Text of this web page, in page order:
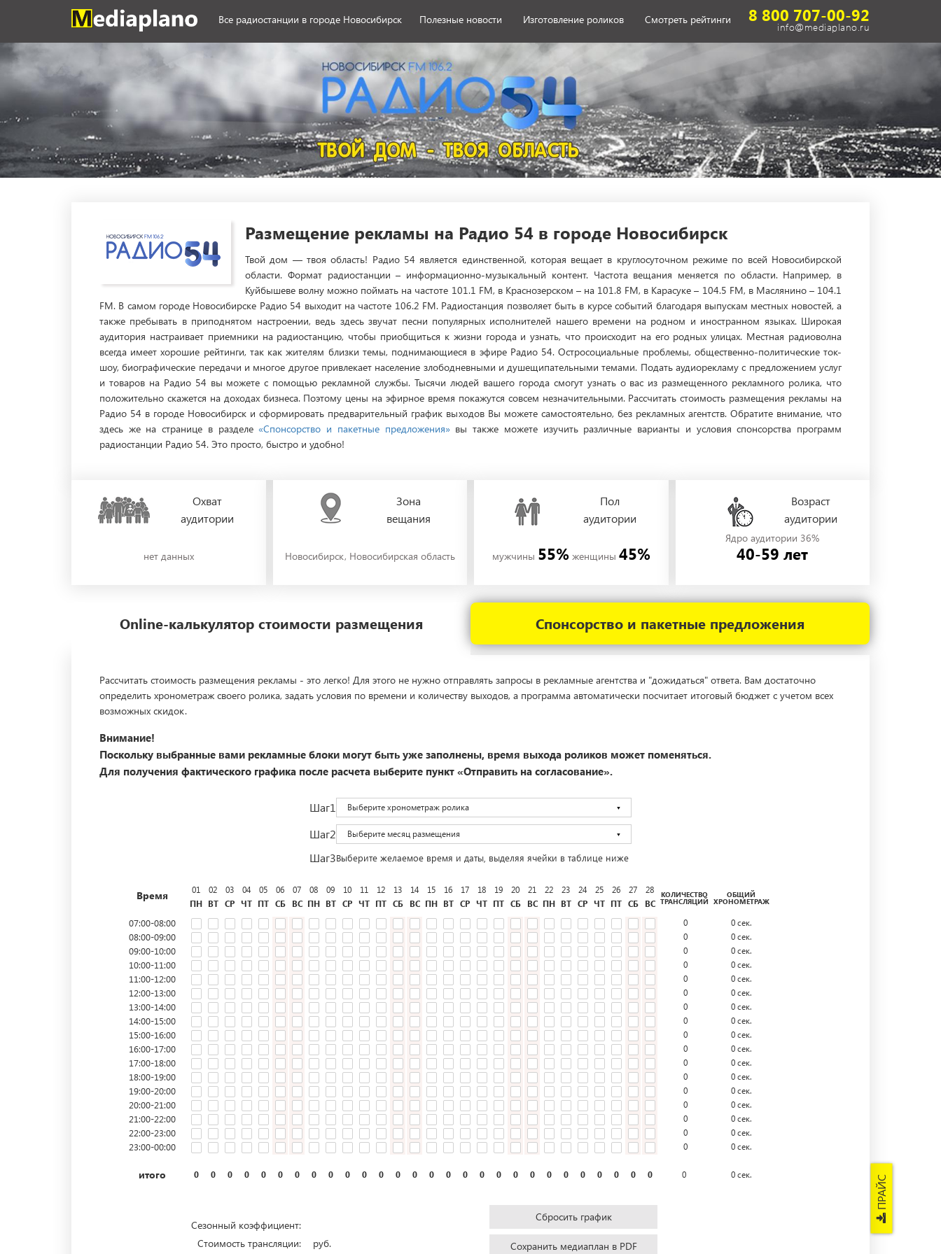
Все радиостанции в городе Новосибирск Полезные новости Изготовление роликов Смотреть рейтинги 8 800 707-00-92
info@mediaplano.ru
Размещение рекламы на Радио 54 в городе Новосибирск
Твой дом — твоя область! Радио 54 является единственной, которая вещает в круглосуточном режиме по всей Новосибирской
области. Формат радиостанции – информационно-музыкальный контент. Частота вещания меняется по области. Например, в
Куйбышеве волну можно поймать на частоте 101.1 FM, в Краснозерском – на 101.8 FM, в Карасуке – 104.5 FM, в Маслянино – 104.1
FM. В самом городе Новосибирске Радио 54 выходит на частоте 106.2 FM. Радиостанция позволяет быть в курсе событий благодаря выпускам местных новостей, а
также пребывать в приподнятом настроении, ведь здесь звучат песни популярных исполнителей нашего времени на родном и иностранном языках. Широкая
аудитория настраивает приемники на радиостанцию, чтобы приобщиться к жизни города и узнать, что происходит на его родных улицах. Местная радиоволна
всегда имеет хорошие рейтинги, так как жителям близки темы, поднимающиеся в эфире Радио 54. Остросоциальные проблемы, общественно-политические ток-
шоу, биографические передачи и многое другое привлекает население злободневными и душещипательными темами. Подать аудиорекламу с предложением услуг
и товаров на Радио 54 вы можете с помощью рекламной службы. Тысячи людей вашего города смогут узнать о вас из размещенного рекламного ролика, что
положительно скажется на доходах бизнеса. Поэтому цены на эфирное время покажутся совсем незначительными. Рассчитать стоимость размещения рекламы на
Радио 54 в городе Новосибирск и сформировать предварительный график выходов Вы можете самостоятельно, без рекламных агентств. Обратите внимание, что
здесь же на странице в разделе«Спонсорство и пакетные предложения»вы также можете изучить различные варианты и условия спонсорства программ
радиостанции Радио 54. Это просто, быстро и удобно!
Охват
аудитории
нет данных
Зона
вещания
Новосибирск, Новосибирская область
Пол
аудитории
мужчины 55% женщины 45%
Возраст
аудитории
Ядро аудитории 36%
40-59 лет
ПРАЙС
Online-калькулятор стоимости размещения Спонсорство и пакетные предложения
Рассчитать стоимость размещения рекламы - это легко! Для этого не нужно отправлять запросы в рекламные агентства и "дожидаться" ответа. Вам достаточно
определить хронометраж своего ролика, задать условия по времени и количеству выходов, а программа автоматически посчитает итоговый бюджет с учетом всех
возможных скидок.
Внимание!
Поскольку выбранные вами рекламные блоки могут быть уже заполнены, время выхода роликов может поменяться.
Для получения фактического графика после расчета выберите пункт «Отправить на согласование».
Шаг1 Выберите хронометраж ролика
Шаг2 Выберите месяц размещения
Шаг3Выберите желаемое время и даты, выделяя ячейки в таблице ниже
Время
01
ПН
02
ВТ
03
СР
04
ЧТ
05
ПТ
06
СБ
07
ВС
08
ПН
09
ВТ
10
СР
11
ЧТ
12
ПТ
13
СБ
14
ВС
15
ПН
16
ВТ
17
СР
18
ЧТ
19
ПТ
20
СБ
21
ВС
22
ПН
23
ВТ
24
СР
25
ЧТ
26
ПТ
27
СБ
28
ВС
КОЛИЧЕСТВО
ТРАНСЛЯЦИЙ
ОБЩИЙ
ХРОНОМЕТРАЖ
07:00-08:00 0 0сек.
08:00-09:00 0 0сек.
09:00-10:00 0 0сек.
10:00-11:00 0 0сек.
11:00-12:00 0 0сек.
12:00-13:00 0 0сек.
13:00-14:00 0 0сек.
14:00-15:00 0 0сек.
15:00-16:00 0 0сек.
16:00-17:00 0 0сек.
17:00-18:00 0 0сек.
18:00-19:00 0 0сек.
19:00-20:00 0 0сек.
20:00-21:00 0 0сек.
21:00-22:00 0 0сек.
22:00-23:00 0 0сек.
23:00-00:00 0 0сек.
итого 0 0 0 0 0 0 0 0 0 0 0 0 0 0 0 0 0 0 0 0 0 0 0 0 0 0 0 0 0 0сек.
Сезонный коэффициент:
Стоимость трансляции:
руб.
Сбросить график
Сохранить медиаплан в PDF